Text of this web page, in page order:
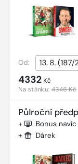
Od:
4332 Kč
Na stánku:4346 Kč
Půlroční
+ Bonus
+ Dárek